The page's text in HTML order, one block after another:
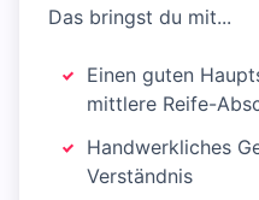
Das bringst du mit...
Einen guten
mittlere Reife-
Handwerkliches
Verständnis